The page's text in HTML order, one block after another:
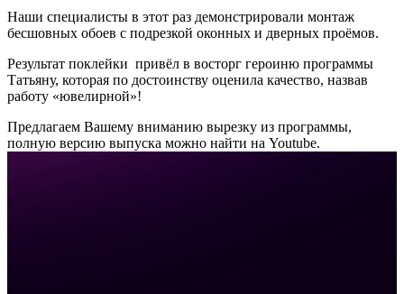
Наши специалисты в этот раз демонстрировали монтаж
бесшовных обоев с подрезкой оконных и дверных проёмов.
Результат поклейки привёл в восторг героиню программы
Татьяну, которая по достоинству оценила качество, назвав
работу «ювелирной»!
Предлагаем Вашему вниманию вырезку из программы,
полную версию выпуска можно найти на Youtube.